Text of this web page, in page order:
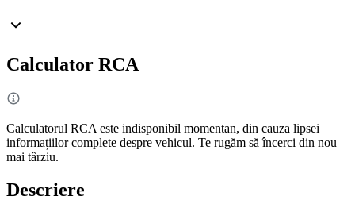
Calculator RCA
Calculatorul RCA este indisponibil momentan, din cauza lipsei
informațiilor complete despre vehicul. Te rugăm să încerci din nou
mai târziu.
Descriere